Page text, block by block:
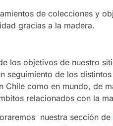
de colecciones y
gracias a la madera.
los objetivos de nuestro
seguimiento de los
Chile como en mundo, de
relacionados con la
nuestra sección de